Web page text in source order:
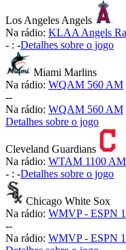
Los Angeles Angels
Na rádio: KLAA Angels
- : -Detalhes sobre o jogo
Miami Marlins
Na rádio: WQAM 560 AM
--
Na rádio: WQAM 560 AM
Detalhes sobre o jogo
Cleveland Guardians
Na rádio: WTAM 1100 AM
- : -Detalhes sobre o jogo
Chicago White Sox
Na rádio: WMVP - ESPN
--
Na rádio: WMVP - ESPN